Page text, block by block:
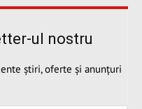
ul nostru
știri, oferte și anunțuri